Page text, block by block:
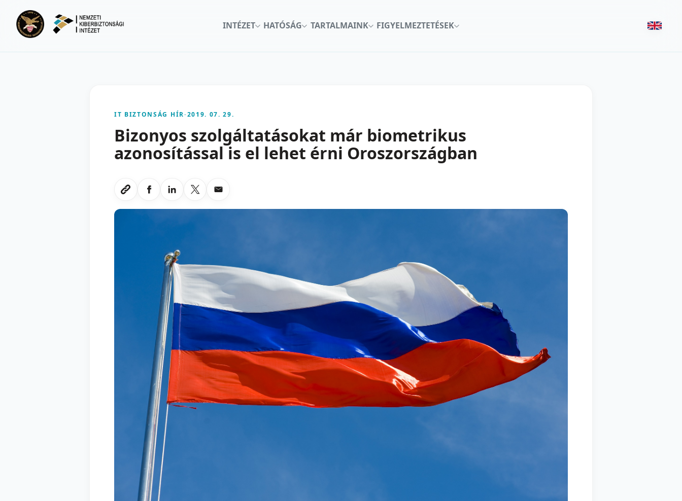
INTÉZET
HATÓSÁG TARTALMAINK FIGYELMEZTETÉSEK
IT BIZTONSÁG HÍR-2019. 07. 29.
Bizonyos szolgáltatásokat már biometrikus
azonosítással is el lehet érni Oroszországban
Link masolasa
Megosztas Facebookon
Megosztas LinkedInen
Megosztas X-en
Megosztas emailben